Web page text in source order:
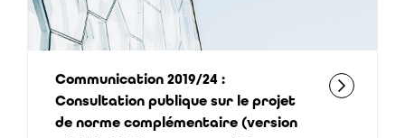
Communication 2019/24 :
Consultation publique sur le projet
de norme complémentaire (version